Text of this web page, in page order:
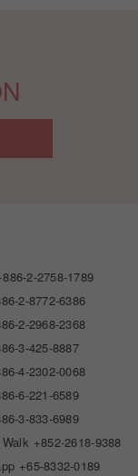
2-2758-1789
2-8772-6386
2-2968-2368
3-425-8887
4-2302-0068
6-221-6589
3-833-6989
+852-2618-9388
+65-8332-0189